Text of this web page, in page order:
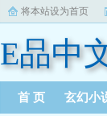
将本站设为首页
E品中
首 页 玄幻小